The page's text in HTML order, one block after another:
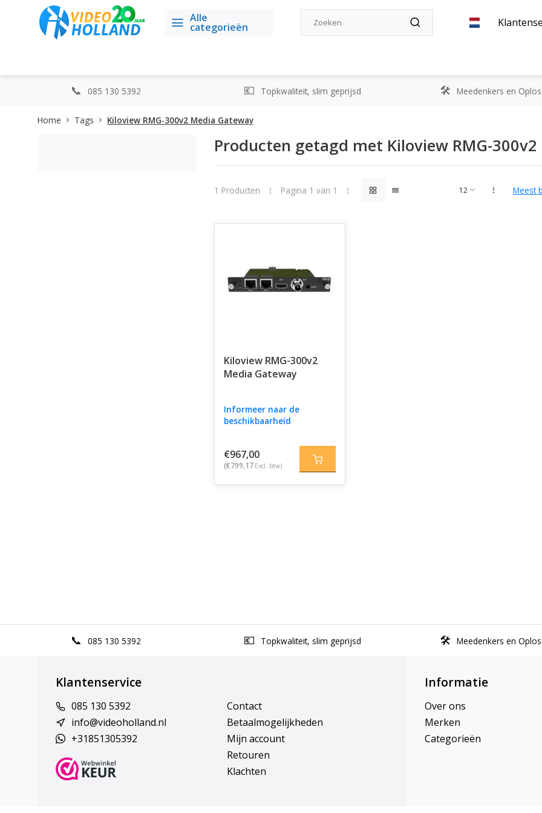
Alle
categorieën
085 130 5392 Topkwaliteit, slim geprijsd Meedenkers en
Home Tags Kiloview RMG-300v2 Media Gateway
Producten getagd met Kiloview RMG-
1 Producten Pagina 1 van 1 Meest
Kiloview RMG-300v2
Media Gateway
Informeer naar de
beschikbaarheid
€967,00
(€799,17 Excl. btw)
085 130 5392 Topkwaliteit, slim geprijsd Meedenkers en
Klantenservice
085 130 5392
info@videoholland.nl
+31851305392
Contact
Betaalmogelijkheden
Mijn account
Retouren
Klachten
Informatie
Over ons
Merken
Categorieën